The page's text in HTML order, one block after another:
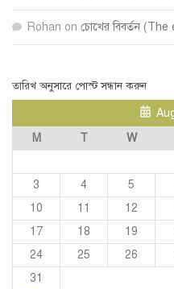
Rohan on চোখের বিবর্তন
তারিখ অনুসারে পোস্ট সন্ধান করুন
M
T W
3
4 5
10
11 12
17
18 19
24
25 26
31